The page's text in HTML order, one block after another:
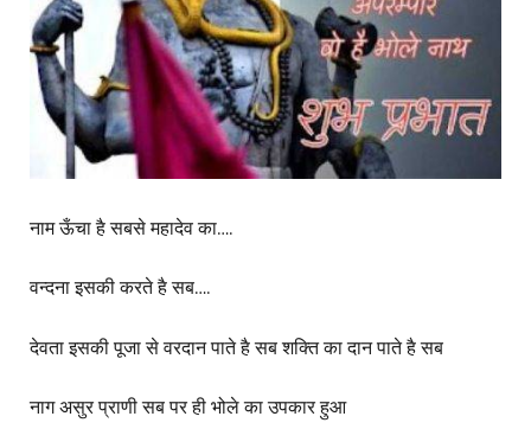
नाम ऊँचा है सबसे महादेव का….
वन्दना इसकी करते है सब….
देवता इसकी पूजा से वरदान पाते है सब शक्ति का दान पाते है सब
नाग असुर प्राणी सब पर ही भोले का उपकार हुआ